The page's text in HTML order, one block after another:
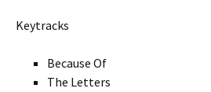
Keytracks
Because Of
The Letters